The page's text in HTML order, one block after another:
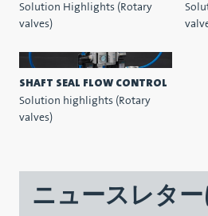
Solution Highlights (Rotary
valves)
SHAFT SEAL FLOW CONTROL
Solution highlights (Rotary
valves)
ニュースレタ